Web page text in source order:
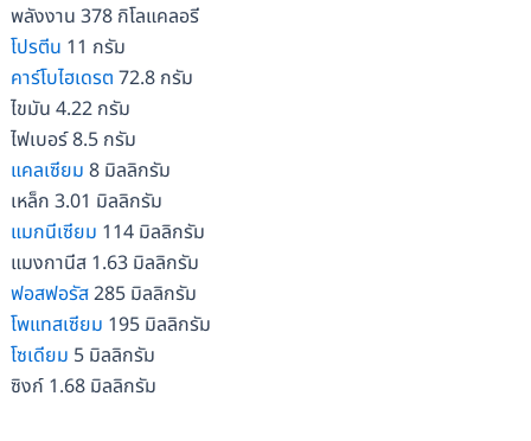
พลังงาน 378 กิโลแคลอรี
โปรตีน 11 กรัม
คาร์โบไฮเดรต 72.8 กรัม
ไขมัน 4.22 กรัม
ไฟเบอร์ 8.5 กรัม
แคลเซียม 8 มิลลิกรัม
เหล็ก 3.01 มิลลิกรัม
แมกนีเซียม 114 มิลลิกรัม
แมงกานีส 1.63 มิลลิกรัม
ฟอสฟอรัส285 มิลลิกรัม
โพแทสเซียม 195 มิลลิกรัม
โซเดียม 5 มิลลิกรัม
ซิงก์ 1.68 มิลลิกรัม